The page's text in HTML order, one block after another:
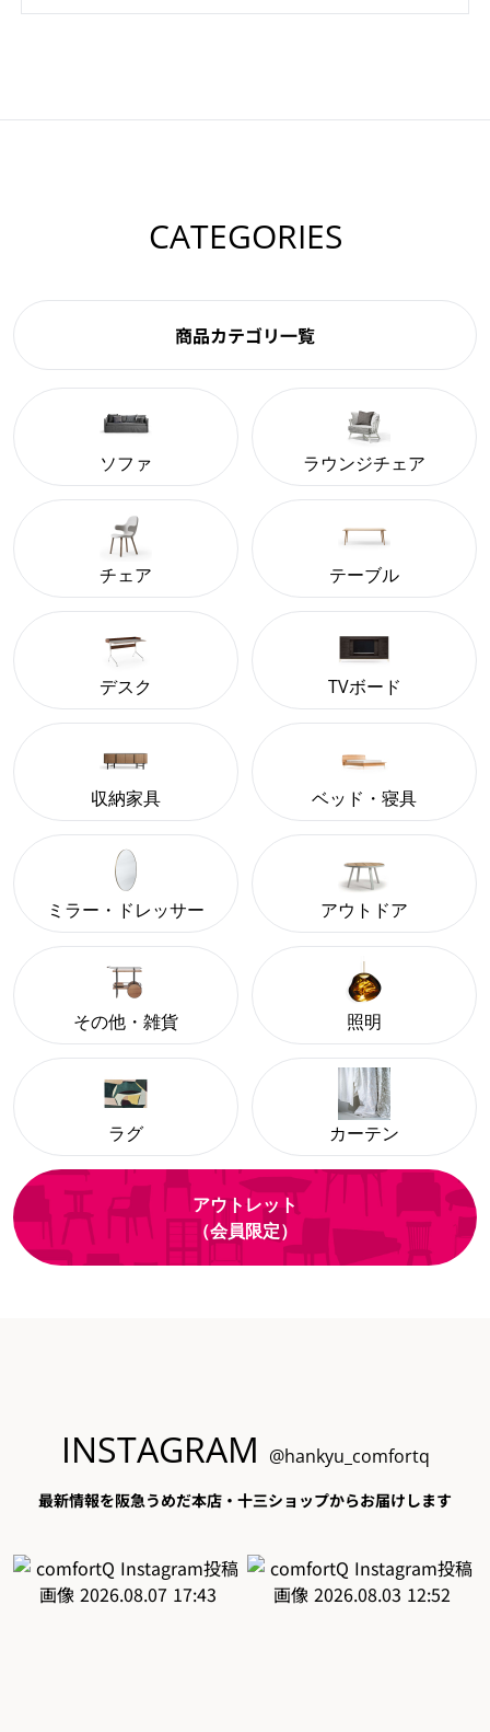
CATEGORIES
商品カテゴリ一覧
ソファ ラウンジチェア
チェア テーブル
デスク TVボード
収納家具 ベッド・寝具
ミラー・ドレッサー アウトドア
その他・雑貨 照明
ラグ カーテン
アウトレット
（会員限定）
INSTAGRAM @hankyu_comfortq
最新情報を阪急うめだ本店・十三ショップからお届けします